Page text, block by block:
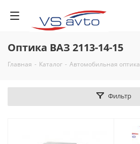
Оптика ВАЗ 2113-14-15
Главная - Каталог - Автомобильная оптика
Фильтр